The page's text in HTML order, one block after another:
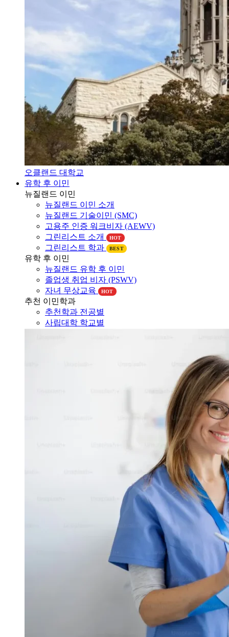
오클랜드 대학교
유학 후 이민
뉴질랜드 이민
뉴질랜드 이민 소개
뉴질랜드 기술이민 (SMC)
고용주 인증 워크비자 (AEWV)
그린리스트 소개
HOT
그린리스트 학과 BEST
유학 후 이민
뉴질랜드 유학 후 이민
졸업생 취업 비자 (PSWV)
자녀 무상교육
HOT
추천 이민학과
추천학과 전공별
사립대학 학교별